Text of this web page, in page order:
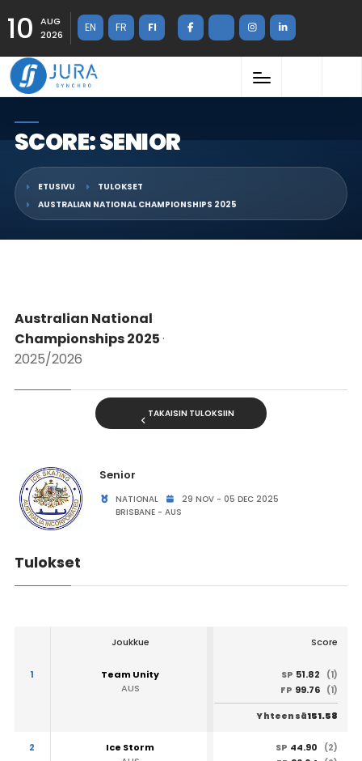
10
AUG
2026
EN FR FI
SCORE: SENIOR
ETUSIVU
TULOKSET
AUSTRALIAN NATIONAL CHAMPIONSHIPS 2025
Australian National
Championships 2025·
2025/2026
TAKAISIN TULOKSIIN
Senior
NATIONAL
29 NOV - 05 DEC 2025
BRISBANE - AUS
Tulokset
Joukkue Score
1
Team Unity
AUS
SP 51.82
(1)
FP 99.76 (1)
Yhteensä151.58
2
Ice Storm
SP 44.90
(2)